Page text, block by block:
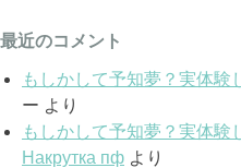
最近のコメント
もしかして予知夢？実体験
ー より
もしかして予知夢？実体験
Накрутка пф より